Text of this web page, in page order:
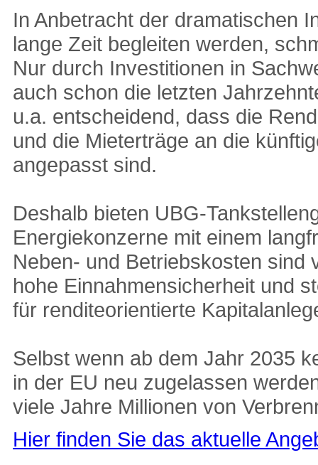
In Anbetracht der dramatischen
lange Zeit begleiten werden,
Nur durch Investitionen in
auch schon die letzten
u.a. entscheidend, dass die
und die Mieterträge an die
angepasst sind.
Deshalb bieten UBG-
Energiekonzerne mit einem
Neben- und Betriebskosten sind
hohe Einnahmensicherheit und
für renditeorientierte
Selbst wenn ab dem Jahr 2035
in der EU neu zugelassen
viele Jahre Millionen von
Hier finden Sie das aktuelle